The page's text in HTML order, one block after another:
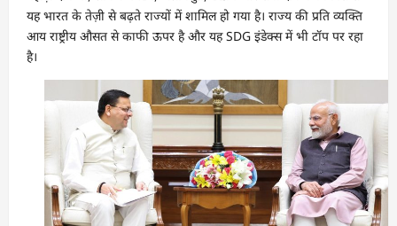
यह भारत के तेज़ी से बढ़ते राज्यों में शामिल हो गया है। राज्य की प्रति व्यक्ति
आय राष्ट्रीय औसत से काफी ऊपर है और यह SDG इंडेक्स में भी टॉप पर रहा
है।